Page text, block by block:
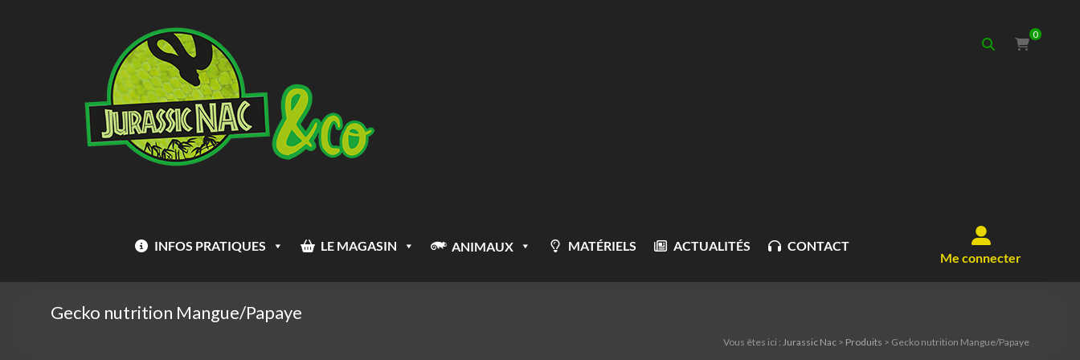
Jurassic
0
Me connecter
INFOS PRATIQUES LE MAGASIN ANIMAUX MATÉRIELS ACTUALITÉS CONTACT
Gecko nutrition Mangue/Papaye
Vous êtes ici : Jurassic Nac > Produits > Gecko nutrition Mangue/Papaye